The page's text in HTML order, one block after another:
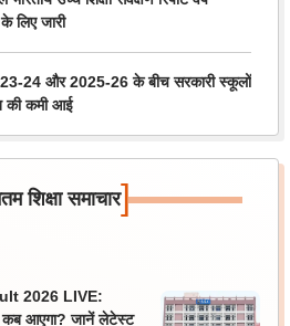
जारी
24 और 2025-26 के बीच सरकारी स्कूलों
की कमी आई
शिक्षा समाचार]
2026 LIVE:
कब आएगा? जानें लेटेस्ट